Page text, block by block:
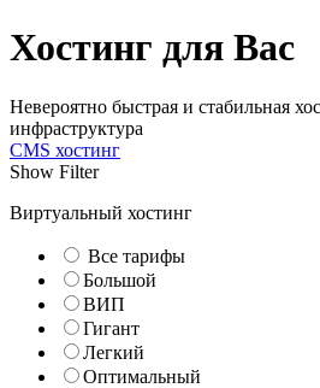
Хостинг для Вас
Невероятно быстрая и стабильная
инфраструктура
CMS хостинг
Show Filter
Виртуальный хостинг
Все тарифы
Большой
ВИП⁠
Гигант
Легкий
Оптимальный